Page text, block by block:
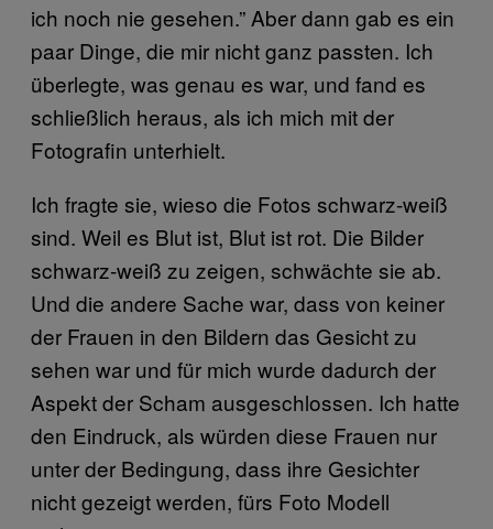
ich noch nie gesehen.” Aber dann gab es ein
paar Dinge, die mir nicht ganz passten. Ich
überlegte, was genau es war, und fand es
schließlich heraus, als ich mich mit der
Fotografin unterhielt.
Ich fragte sie, wieso die Fotos schwarz-weiß
sind. Weil es Blut ist, Blut ist rot. Die Bilder
schwarz-weiß zu zeigen, schwächte sie ab.
Und die andere Sache war, dass von keiner
der Frauen in den Bildern das Gesicht zu
sehen war und für mich wurde dadurch der
Aspekt der Scham ausgeschlossen. Ich hatte
den Eindruck, als würden diese Frauen nur
unter der Bedingung, dass ihre Gesichter
nicht gezeigt werden, fürs Foto Modell